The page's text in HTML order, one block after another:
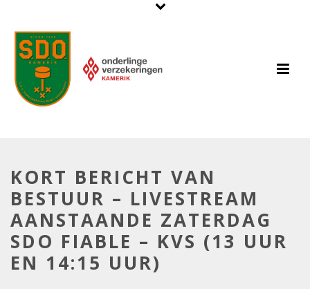
KORT BERICHT VAN
BESTUUR – LIVESTREAM
AANSTAANDE ZATERDAG
SDO FIABLE – KVS (13 UUR
EN 14:15 UUR)